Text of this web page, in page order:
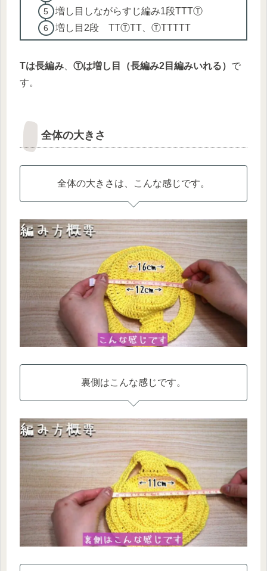
増し目しながらすじ編み1段TTTⓉ
増し目2段 TTⓉTT、ⓉTTTTT
Tは長編み Ⓣは増し目（長編み2目編みいれる） で
す。
全体の大きさ
全体の大きさは、こんな感じです。
裏側はこんな感じです。